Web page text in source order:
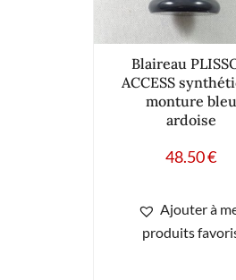
Blaireau
ACCESS
monture bleu
ardoise
48.50€
Ajouter à
produits